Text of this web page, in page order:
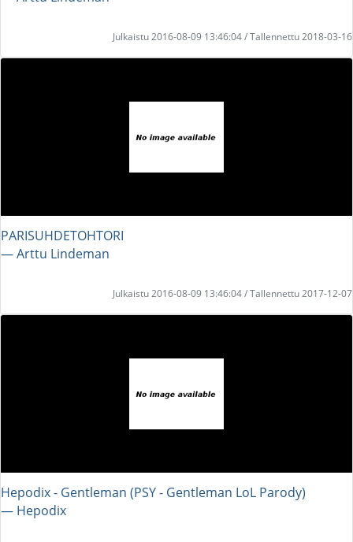
Julkaistu 2016-08-09 13:46:04 / Tallennettu 2018-03-16
PARISUHDETOHTORI
― Arttu Lindeman
Julkaistu 2016-08-09 13:46:04 / Tallennettu 2017-12-07
Hepodix - Gentleman (PSY - Gentleman LoL Parody)
― Hepodix